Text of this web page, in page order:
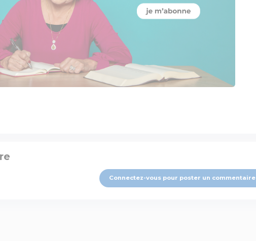
Connectez-vous pour poster un commentaire